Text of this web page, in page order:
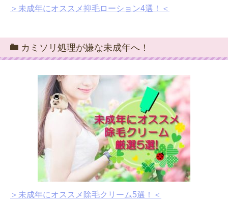
＞未成年にオススメ抑毛ローション4選！＜
カミソリ処理が嫌な未成年へ！
＞未成年にオススメ除毛クリーム5選！＜